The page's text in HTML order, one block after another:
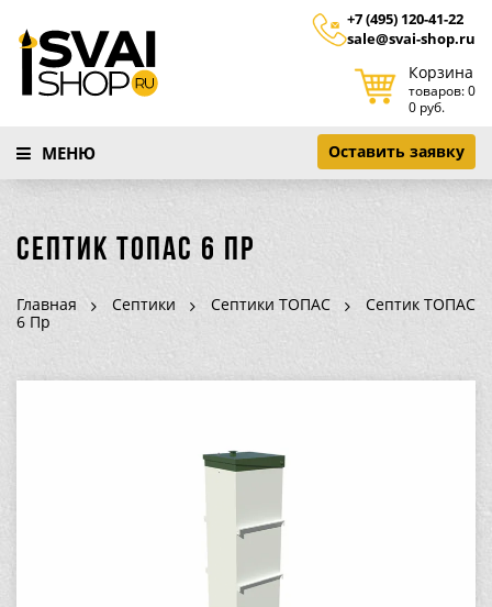
+7 (495) 120-41-22
sale@svai-shop.ru
Корзина
товаров: 0
0 руб.
МЕНЮ Оставить заявку
Септик ТОПАС 6 Пр
Главная Септики Септики ТОПАС
Септик ТОПАС
6 Пр